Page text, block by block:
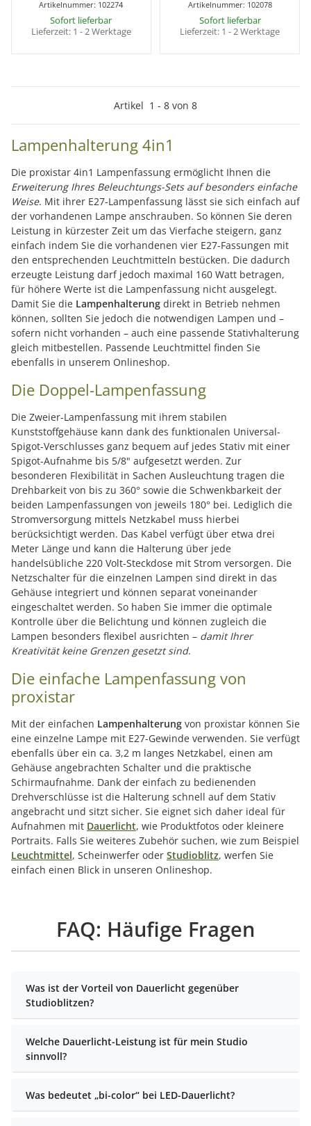
Artikelnummer: 102274
Sofort lieferbar
Lieferzeit: 1 - 2 Werktage
Artikelnummer: 102078
Sofort lieferbar
Lieferzeit: 1 - 2 Werktage
Artikel 1 - 8 von 8
Lampenhalterung 4in1
Die proxistar 4in1 Lampenfassung ermöglicht Ihnen die
Erweiterung Ihres Beleuchtungs-Sets auf besonders einfache
Weise. Mit ihrer E27-Lampenfassung lässt sie sich einfach auf
der vorhandenen Lampe anschrauben. So können Sie deren
Leistung in kürzester Zeit um das Vierfache steigern, ganz
einfach indem Sie die vorhandenen vier E27-Fassungen mit
den entsprechenden Leuchtmitteln bestücken. Die dadurch
erzeugte Leistung darf jedoch maximal 160 Watt betragen,
für höhere Werte ist die Lampenfassung nicht ausgelegt.
Damit Sie die Lampenhalterung direkt in Betrieb nehmen
können, sollten Sie jedoch die notwendigen Lampen und –
sofern nicht vorhanden – auch eine passende Stativhalterung
gleich mitbestellen. Passende Leuchtmittel finden Sie
ebenfalls in unserem Onlineshop.
Die Doppel-Lampenfassung
Die Zweier-Lampenfassung mit ihrem stabilen
Kunststoffgehäuse kann dank des funktionalen Universal-
Spigot-Verschlusses ganz bequem auf jedes Stativ mit einer
Spigot-Aufnahme bis 5/8" aufgesetzt werden. Zur
besonderen Flexibilität in Sachen Ausleuchtung tragen die
Drehbarkeit von bis zu 360° sowie die Schwenkbarkeit der
beiden Lampenfassungen von jeweils 180° bei. Lediglich die
Stromversorgung mittels Netzkabel muss hierbei
berücksichtigt werden. Das Kabel verfügt über etwa drei
Meter Länge und kann die Halterung über jede
handelsübliche 220 Volt-Steckdose mit Strom versorgen. Die
Netzschalter für die einzelnen Lampen sind direkt in das
Gehäuse integriert und können separat voneinander
eingeschaltet werden. So haben Sie immer die optimale
Kontrolle über die Belichtung und können zugleich die
Lampen besonders flexibel ausrichten – damit Ihrer
Kreativität keine Grenzen gesetzt sind.
Die einfache Lampenfassung von
proxistar
Mit der einfachen Lampenhalterung von proxistar können Sie
eine einzelne Lampe mit E27-Gewinde verwenden. Sie verfügt
ebenfalls über ein ca. 3,2 m langes Netzkabel, einen am
Gehäuse angebrachten Schalter und die praktische
Schirmaufnahme. Dank der einfach zu bedienenden
Drehverschlüsse ist die Halterung schnell auf dem Stativ
angebracht und sitzt sicher. Sie eignet sich daher ideal für
Aufnahmen mit Dauerlicht, wie Produktfotos oder kleinere
Portraits. Falls Sie weiteres Zubehör suchen, wie zum Beispiel
Leuchtmittel, Scheinwerfer oder Studioblitz, werfen Sie
einfach einen Blick in unseren Onlineshop.
FAQ: Häufige Fragen
Was ist der Vorteil von Dauerlicht gegenüber
Studioblitzen?
Welche Dauerlicht-Leistung ist für mein Studio
sinnvoll?
Was bedeutet „bi-color“ bei LED-Dauerlicht?